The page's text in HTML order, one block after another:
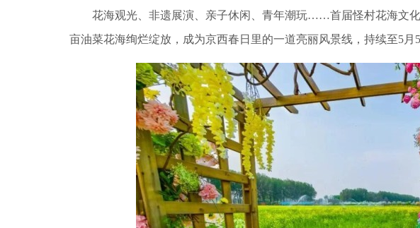
花海观光、非遗展演、亲子休闲、青年潮玩……首届怪村花海文化
亩油菜花海绚烂绽放，成为京西春日里的一道亮丽风景线，持续至5月5